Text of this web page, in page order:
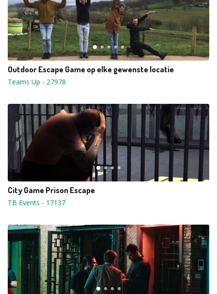
Outdoor Escape Game op elke gewenste locatie
Teams Up - 27978
City Game Prison Escape
TB Events - 17137